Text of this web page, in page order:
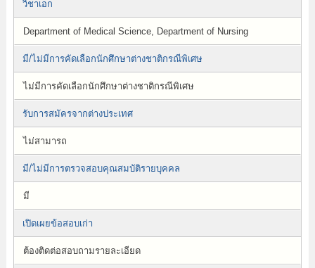
วิชาเอก
Department of Medical Science, Department of Nursing
มี/ไม่มีการคัดเลือกนักศึกษาต่างชาติกรณีพิเศษ
ไม่มีการคัดเลือกนักศึกษาต่างชาติกรณีพิเศษ
รับการสมัครจากต่างประเทศ
ไม่สามารถ
มี/ไม่มีการตรวจสอบคุณสมบัติรายบุคคล
มี
เปิดเผยข้อสอบเก่า
ต้องติดต่อสอบถามรายละเอียด